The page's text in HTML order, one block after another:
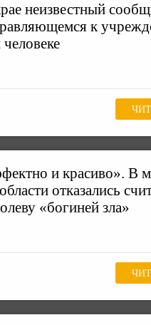
неизвестный
к
и красиво». В
отказались
«богиней зла»